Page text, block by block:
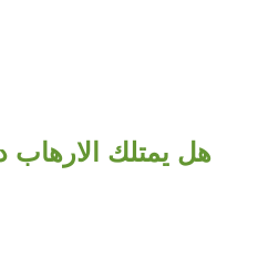
هل يمتلك الارهاب